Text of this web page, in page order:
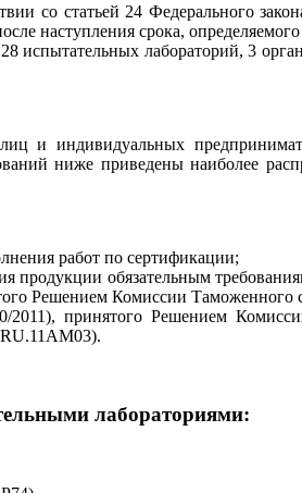
со статьей 24 Федерального
наступления срока, определяемого
испытательных лабораторий, 3
и индивидуальных
ниже приведены наиболее
работ по сертификации;
продукции обязательным
Решением Комиссии Таможенного
2011), принятого Решением
лабораториями: